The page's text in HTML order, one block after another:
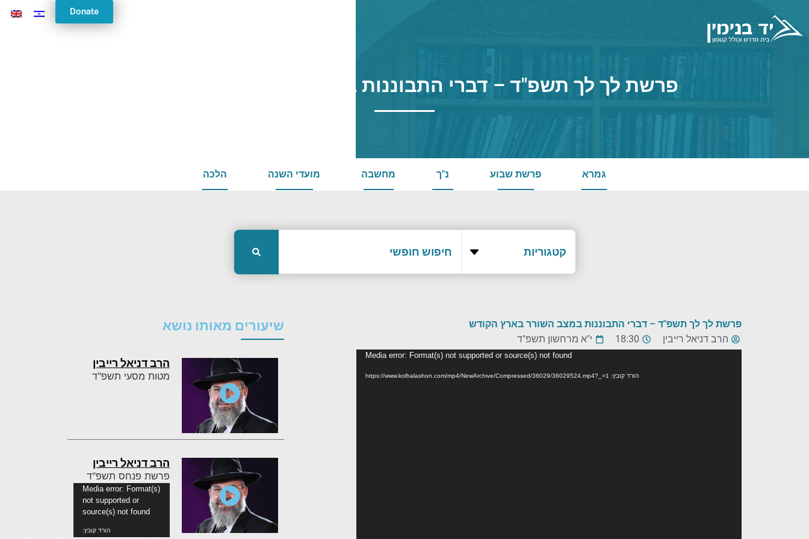
Donate
פרשת לך לך תשפ"ד – דברי התבוננות במצב השורר בארץ הקודש
גמרא פרשת שבוע נ"ך מחשבה מועדי השנה הלכה
קטגוריות
פרשת לך לך תשפ"ד – דברי התבוננות במצב השורר בארץ הקודש
הרב דניאל רייבין
18:30
י"א מרחשון תשפ"ד
Media error: Format(s) not supported or source(s) not found
הורד קובץ: https://www.kolhalashon.com/mp4/NewArchive/Compressed/36029/36029524.mp4?_=1
שיעורים מאותו נושא
הרב דניאל רייבין
מטות מסעי תשפ"ד
הרב דניאל רייבין
פרשת פנחס תשפ"ד
Media error: Format(s)
not supported or
source(s) not found
הורד קובץ: